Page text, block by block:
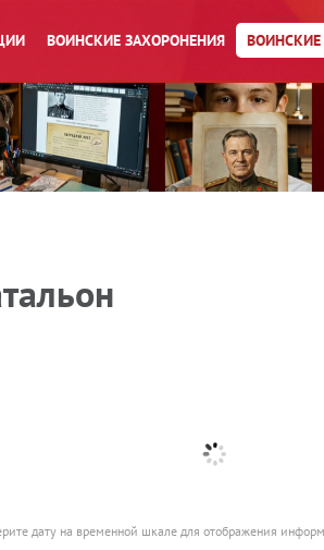
ВОИНСКИЕ ЗАХОРОНЕНИЯ ВОИНСКИЕ
дату на временной шкале для отображения